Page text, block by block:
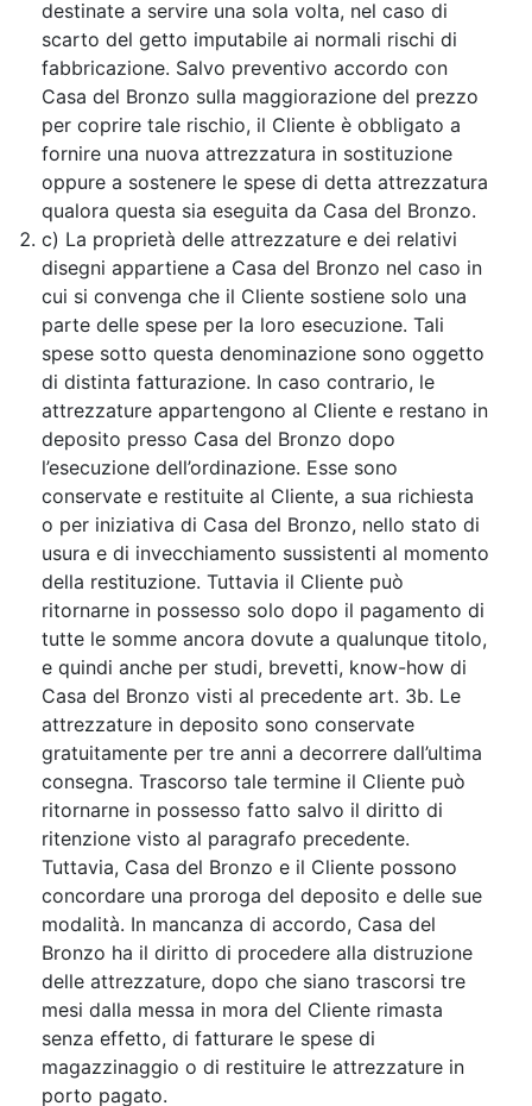
destinate a servire una sola volta, nel caso di
scarto del getto imputabile ai normali rischi di
fabbricazione. Salvo preventivo accordo con
Casa del Bronzo sulla maggiorazione del prezzo
per coprire tale rischio, il Cliente è obbligato a
fornire una nuova attrezzatura in sostituzione
oppure a sostenere le spese di detta attrezzatura
qualora questa sia eseguita da Casa del Bronzo.
c) La proprietà delle attrezzature e dei relativi
disegni appartiene a Casa del Bronzo nel caso in
cui si convenga che il Cliente sostiene solo una
parte delle spese per la loro esecuzione. Tali
spese sotto questa denominazione sono oggetto
di distinta fatturazione. In caso contrario, le
attrezzature appartengono al Cliente e restano in
deposito presso Casa del Bronzo dopo
l’esecuzione dell’ordinazione. Esse sono
conservate e restituite al Cliente, a sua richiesta
o per iniziativa di Casa del Bronzo, nello stato di
usura e di invecchiamento sussistenti al momento
della restituzione. Tuttavia il Cliente può
ritornarne in possesso solo dopo il pagamento di
tutte le somme ancora dovute a qualunque titolo,
e quindi anche per studi, brevetti, know-how di
Casa del Bronzo visti al precedente art. 3b. Le
attrezzature in deposito sono conservate
gratuitamente per tre anni a decorrere dall’ultima
consegna. Trascorso tale termine il Cliente può
ritornarne in possesso fatto salvo il diritto di
ritenzione visto al paragrafo precedente.
Tuttavia, Casa del Bronzo e il Cliente possono
concordare una proroga del deposito e delle sue
modalità. In mancanza di accordo, Casa del
Bronzo ha il diritto di procedere alla distruzione
delle attrezzature, dopo che siano trascorsi tre
mesi dalla messa in mora del Cliente rimasta
senza effetto, di fatturare le spese di
magazzinaggio o di restituire le attrezzature in
porto pagato.